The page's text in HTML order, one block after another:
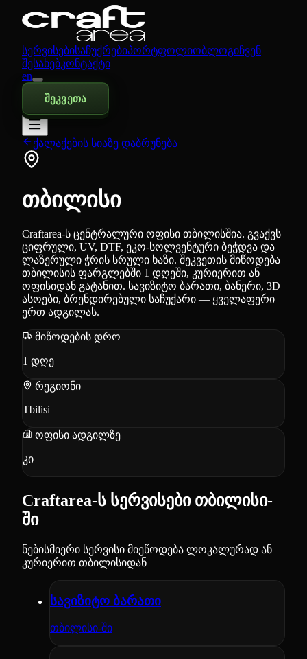
სერვისებისაჩუქრებიპორტფოლიობლოგიჩვენ
შესახებკონტაქტი
en
შეკვეთა
ქალაქების სიაზე დაბრუნება
თბილისი
Craftarea-ს ცენტრალური ოფისი თბილისშია. გვაქვს
ციფრული, UV, DTF, ეკო-სოლვენტური ბეჭდვა და
ლაზერული ჭრის სრული ხაზი. შეკვეთის მიწოდება
თბილისის ფარგლებში 1 დღეში, კურიერით ან
ოფისიდან გატანით. სავიზიტო ბარათი, ბანერი, 3D
ასოები, ბრენდირებული საჩუქარი — ყველაფერი
ერთ ადგილას.
მიწოდების დრო
1 დღე
რეგიონი
Tbilisi
ოფისი ადგილზე
კი
Craftarea-ს სერვისები თბილისი-
ში
ნებისმიერი სერვისი მიეწოდება ლოკალურად ან
კურიერით თბილისიდან
სავიზიტო ბარათი
თბილისი-ში